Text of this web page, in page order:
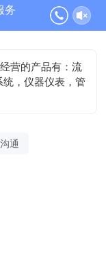
务
营的产品有：流
，仪器仪表，管
通